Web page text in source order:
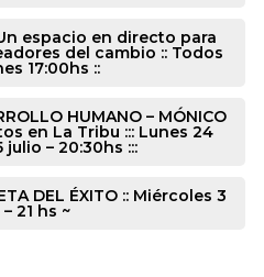
espacio en directo para
del cambio :: Todos
17:00hs ::
HUMANO – MÓNICO
en La Tribu ::: Lunes 24
julio – 20:30hs :::
DEL ÉXITO :: Miércoles 3
21 hs ~